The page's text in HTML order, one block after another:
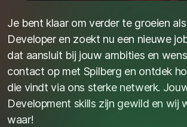
Je bent klaar om verder te groeien
Developer en zoekt nu een nieuwe
dat aansluit bij jouw ambities en
contact opmet Spilberg en ontdek
die vindt via ons sterke netwerk.
Development skills zijn gewild en wij
waar!